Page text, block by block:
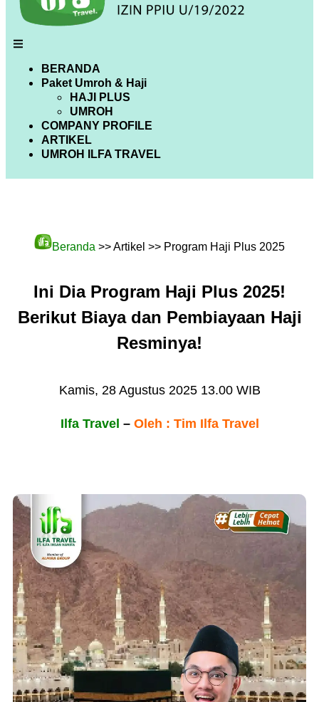
BERANDA
Paket Umroh & Haji
HAJI PLUS
UMROH
COMPANY PROFILE
ARTIKEL
UMROH ILFA TRAVEL
Beranda >> Artikel >> Program Haji Plus 2025
Ini Dia Program Haji Plus 2025!
Berikut Biaya dan Pembiayaan Haji
Resminya!
Kamis, 28 Agustus 2025 13.00 WIB
Ilfa Travel – Oleh : Tim Ilfa Travel